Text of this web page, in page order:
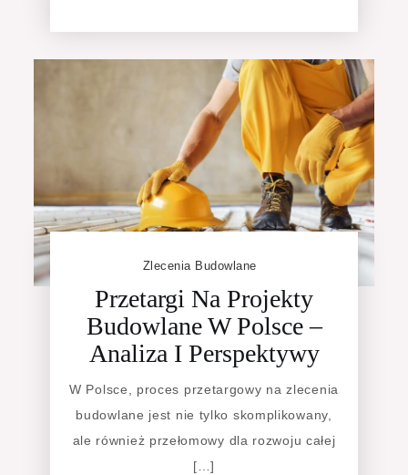
Zlecenia Budowlane
Przetargi Na Projekty
Budowlane W Polsce –
Analiza I Perspektywy
W Polsce, proces przetargowy na zlecenia
budowlane jest nie tylko skomplikowany,
ale również przełomowy dla rozwoju całej
[…]